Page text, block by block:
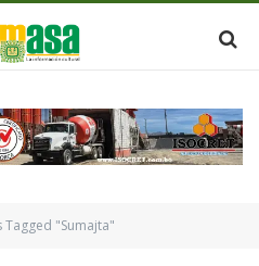
Tagged "Sumajta"